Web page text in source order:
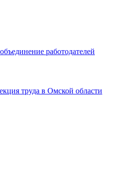
работодателей
труда в Омской области